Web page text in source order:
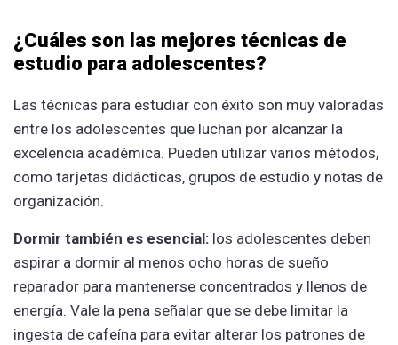
¿Cuáles son las mejores técnicas de
estudio para adolescentes?
Las técnicas para estudiar con éxito son muy valoradas
entre los adolescentes que luchan por alcanzar la
excelencia académica. Pueden utilizar varios métodos,
como tarjetas didácticas, grupos de estudio y notas de
organización.
Dormir también es esencial: los adolescentes deben
aspirar a dormir al menos ocho horas de sueño
reparador para mantenerse concentrados y llenos de
energía. Vale la pena señalar que se debe limitar la
ingesta de cafeína para evitar alterar los patrones de